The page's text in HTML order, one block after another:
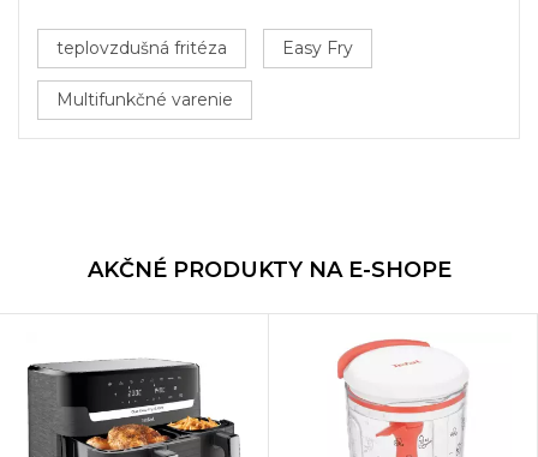
teplovzdušná fritéza Easy Fry
Multifunkčné varenie
AKČNÉ PRODUKTY NA E-SHOPE